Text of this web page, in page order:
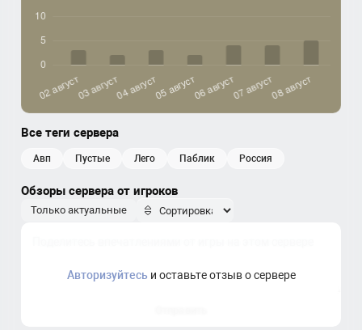
Все теги сервера
авп пустые лего паблик россия
Обзоры сервера от игроков
Только актуальные
Авторизуйтесьи оставьте отзыв о сервере